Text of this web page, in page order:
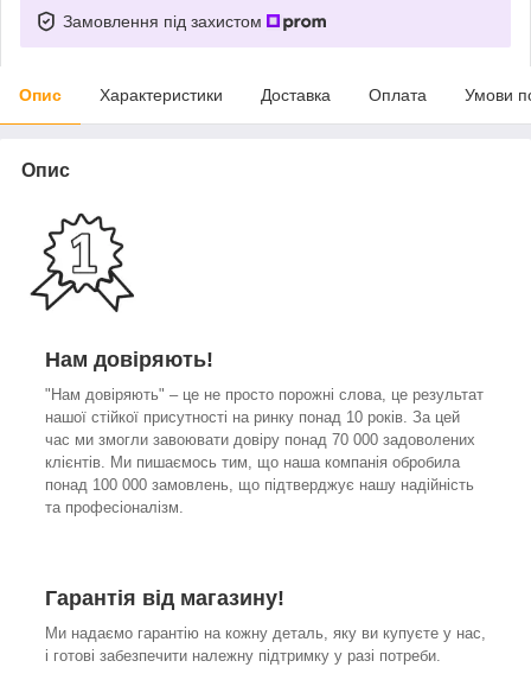
Замовлення під захистом
Опис Характеристики Доставка Оплата Умови
Опис
Нам довіряють!
"Нам довіряють" – це не просто порожні слова, це результат
нашої стійкої присутності на ринку понад 10 років. За цей
час ми змогли завоювати довіру понад 70 000 задоволених
клієнтів. Ми пишаємось тим, що наша компанія обробила
понад 100 000 замовлень, що підтверджує нашу надійність
та професіоналізм.
Гарантія від магазину!
Ми надаємо гарантію на кожну деталь, яку ви купуєте у нас,
і готові забезпечити належну підтримку у разі потреби.